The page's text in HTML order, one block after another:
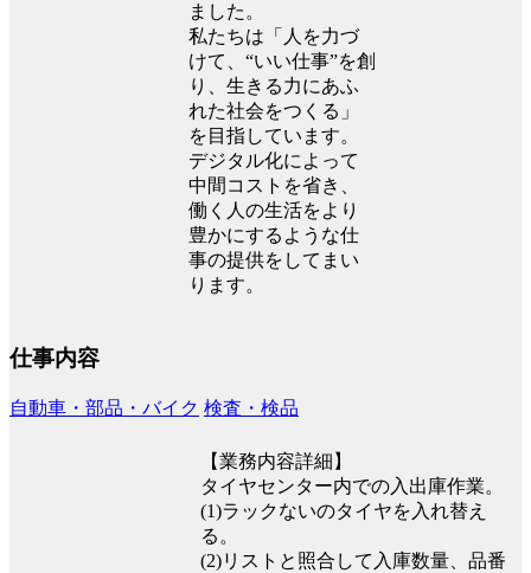
ました。
私たちは「人を力づ
けて、“いい仕事”を創
り、生きる力にあふ
れた社会をつくる」
を目指しています。
デジタル化によって
中間コストを省き、
働く人の生活をより
豊かにするような仕
事の提供をしてまい
ります。
仕事内容
自動車・部品・バイク 検査・検品
【業務内容詳細】
タイヤセンター内での入出庫作業。
(1)ラックないのタイヤを入れ替え
る。
(2)リストと照合して入庫数量、品番